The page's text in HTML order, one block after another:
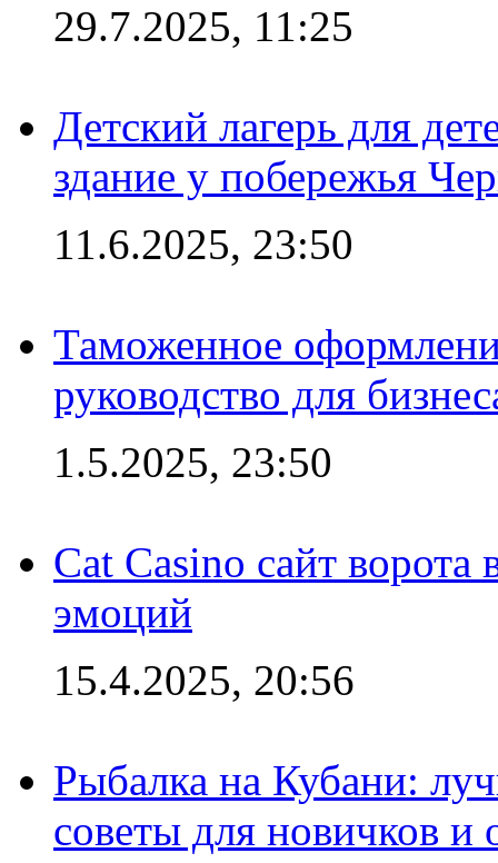
29.7.2025, 11:25
Детский лагерь для
здание у побережья
11.6.2025, 23:50
Таможенное
руководство для
1.5.2025, 23:50
Cat Casino сайт
эмоций
15.4.2025, 20:56
Рыбалка на Кубани:
советы для новичков